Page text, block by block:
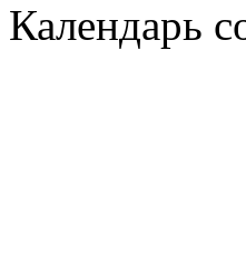
Календарь